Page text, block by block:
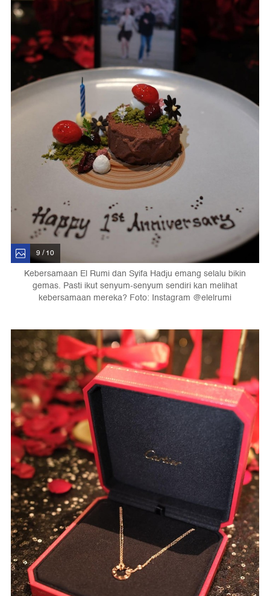
9 / 10
Kebersamaan El Rumi dan Syifa Hadju emang selalu bikin
gemas. Pasti ikut senyum-senyum sendiri kan melihat
kebersamaan mereka? Foto: Instagram @elelrumi